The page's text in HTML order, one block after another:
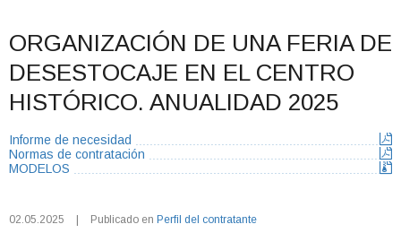
ORGANIZACIÓN DE UNA FERIA DE
DESESTOCAJE EN EL CENTRO
HISTÓRICO. ANUALIDAD 2025
Informe de necesidad
Normas de contratación
MODELOS
02.05.2025 Publicado en Perfil del contratante